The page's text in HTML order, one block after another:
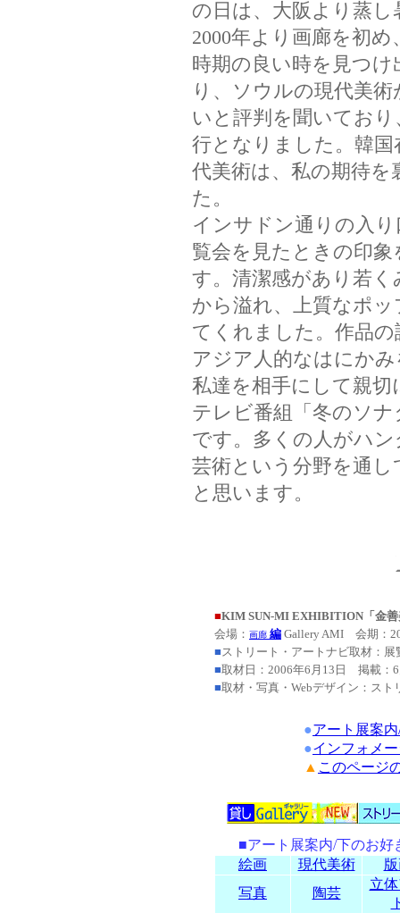
の日は、大阪より蒸
2000年より画廊を初
時期の良い時を見つ
り、ソウルの現代美
いと評判を聞いてお
行となりました。韓
代美術は、私の期待
た。
インサドン通りの入
覧会を見たときの印
す。清潔感があり若
から溢れ、上質なポ
てくれました。作品
アジア人的なはにか
私達を相手にして親
テレビ番組「冬のソ
です。多くの人がハ
芸術という分野を通
と思います。
■KIM SUN-MI EXHIBITION「金
会場： 画廊 編 Gallery AMI 会期：
■ストリート・アートナビ取材：展
■取材日：2006年6月13日 掲載：
■取材・写真・Webデザイン：ス
●アート展案
●インフォメ
▲ このページ
■アート展案内/下のお好
絵画
現代美術
写真
陶芸
立